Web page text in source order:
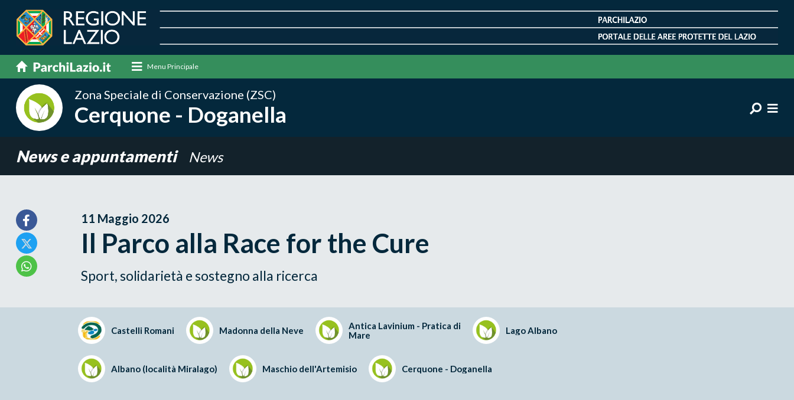
Menu Principale
Zona Speciale di Conservazione (ZSC)
Cerquone - Doganella
News e appuntamenti News
11 Maggio 2026
Il Parco alla Race for the Cure
Sport, solidarietà e sostegno alla ricerca
Castelli Romani Madonna della Neve
Antica Lavinium - Pratica di
Mare
Lago Albano
Albano (località Miralago) Maschio dell'Artemisio Cerquone - Doganella